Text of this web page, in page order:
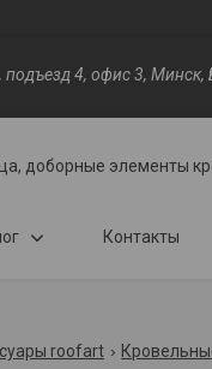
подъезд 4, офис 3, Минск,
доборные элементы
Контакты
roofart